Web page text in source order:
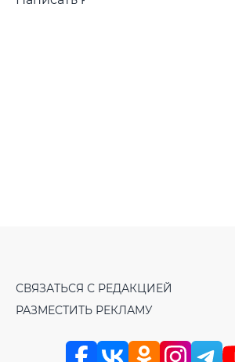
СВЯЗАТЬСЯ С РЕДАКЦИЕЙ
РАЗМЕСТИТЬ РЕКЛАМУ